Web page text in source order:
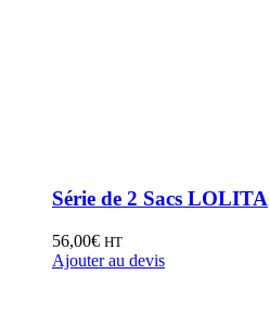
Série de 2 Sacs LOLITA
56,00€ HT
Ajouter au devis